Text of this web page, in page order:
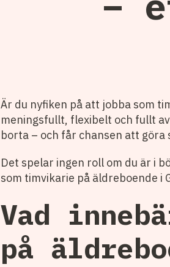
Är du nyfiken på att jobba som
meningsfullt, flexibelt och fullt
borta – och får chansen att
Det spelar ingen roll om du är i
som timvikarie på äldreboende i
Vad
på